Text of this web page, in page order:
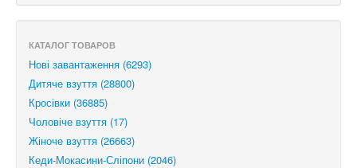
КАТАЛОГ ТОВАРОВ
Нові завантаження (6293)
Дитяче взуття (28800)
Кросівки (36885)
Чоловіче взуття (17)
Жіноче взуття (26663)
Кеди-Мокасини-Сліпони (2046)